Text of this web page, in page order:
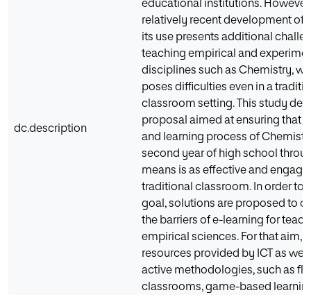
dc.description
educational institutions.
relatively recent development of
its use presents additional
teaching empirical and
disciplines such as Chemistry,
poses difficulties even in a
classroom setting. This study
proposal aimed at ensuring that
and learning process of
second year of high school
means is as effective and
traditional classroom. In order to
goal, solutions are proposed to
the barriers of e-learning for
empirical sciences. For that aim,
resources provided by ICT as
active methodologies, such as
classrooms, game-based